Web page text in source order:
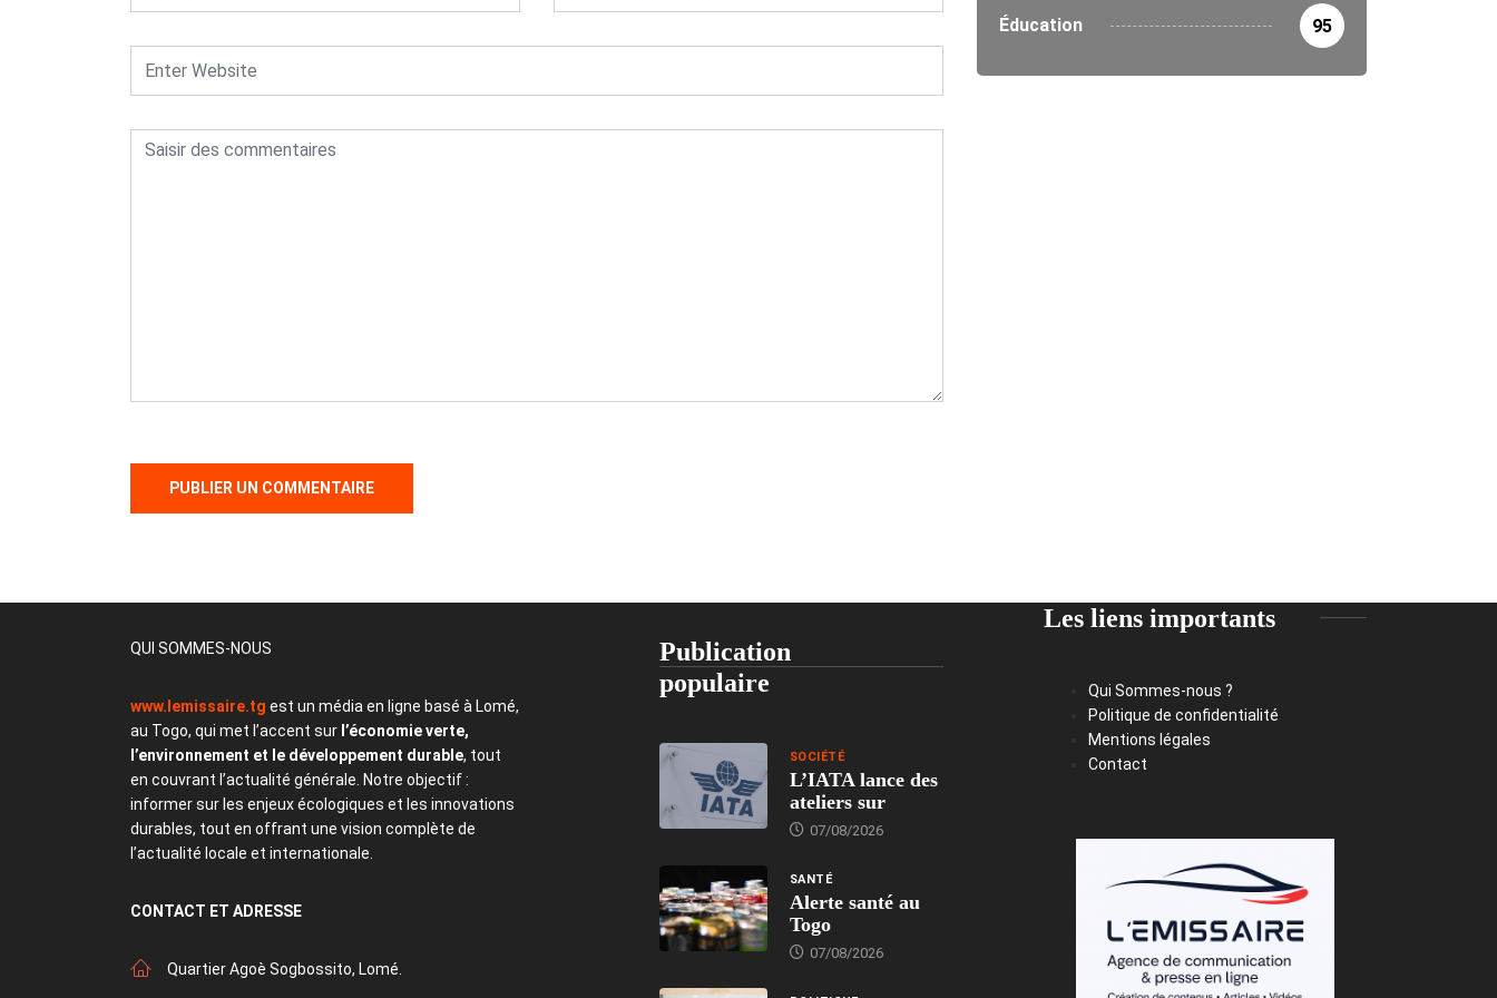
Éducation 95
QUI SOMMES-NOUS
www.lemissaire.tg est un média en ligne basé à Lomé,
au Togo, qui met l’accent sur l’économie verte,
l’environnement et le développement durable, tout
en couvrant l’actualité générale. Notre objectif :
informer sur les enjeux écologiques et les innovations
durables, tout en offrant une vision complète de
l’actualité locale et internationale.
CONTACT ET ADRESSE
Quartier Agoè Sogbossito, Lomé.
Publication
populaire
SOCIÉTÉ
L’IATA lance des
ateliers sur
07/08/2026
SANTÉ
Alerte santé au
Togo
07/08/2026
Les liens importants
Qui Sommes-nous ?
Politique de confidentialité
Mentions légales
Contact